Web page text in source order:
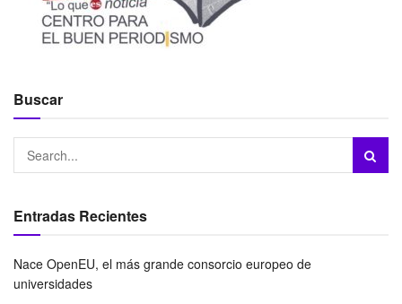
Buscar
Entradas Recientes
Nace OpenEU, el más grande consorcio europeo de
universidades